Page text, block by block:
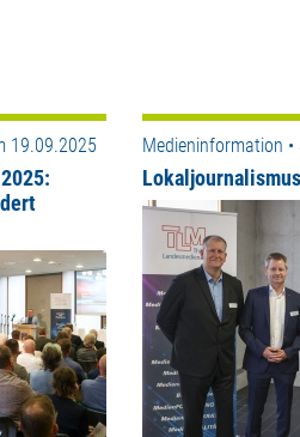
19.09.2025 Medieninformation